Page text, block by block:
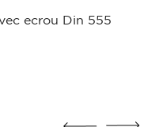
ecrou Din 555